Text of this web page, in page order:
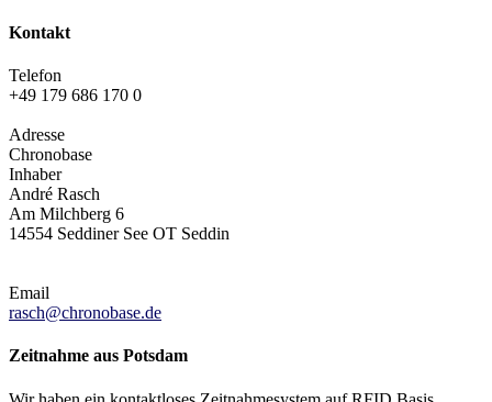
Kontakt
Telefon
+49 179 686 170 0
Adresse
Chronobase
Inhaber
André Rasch
Am Milchberg 6
14554 Seddiner See OT Seddin
Email
rasch@chronobase.de
Zeitnahme aus Potsdam